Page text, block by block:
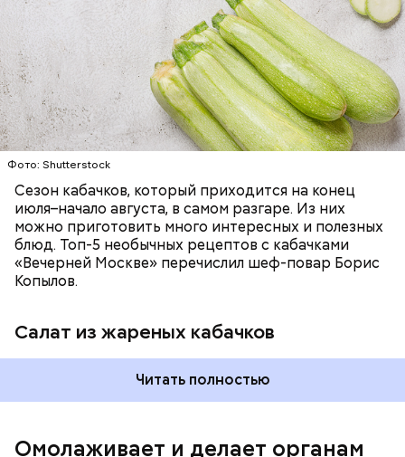
Фото: Shutterstock
Сезон кабачков, который приходится на конец
июля–начало августа, в самом разгаре. Из них
можно приготовить много интересных и полезных
блюд. Топ-5 необычных рецептов с кабачками
«Вечерней Москве» перечислил шеф-повар Борис
Копылов.
Салат из жареных кабачков
Читать полностью
ЕДА ОВОЩИ РЕЦЕПТЫ
Омолаживает и делает органам
ногти и оказывает омолаживающее действие;
витамин С — работает как антиоксидант,
Вред дыни
Фото: Shutterstock